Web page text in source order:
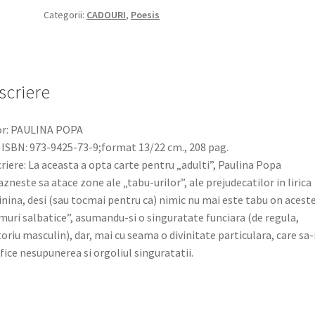
Categorii: CADOURI, Poesis
PAULINA POPA
ISBN: 973-9425-73-9;format 13/22 cm., 208 pag.
La aceasta a opta carte pentru „adulti”, Paulina Popa
sa atace zone ale „tabu-urilor”, ale prejudecatilor in lirica
desi (sau tocmai pentru ca) nimic nu mai este tabu оn aceste
salbatice”, asumandu-si o singuratate funciara (de regula,
masculin), dar, mai cu seama o divinitate particulara, care sa-i
nesupunerea si orgoliul singuratatii.